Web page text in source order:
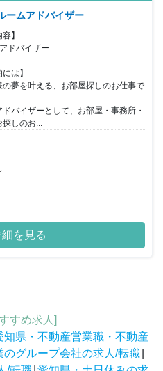
ームアドバイザー
】
ドバイザー
には】
の夢を叶える、お部屋探しのお仕事で
ドバイザーとして、お部屋・事務所・
しのお...
を見る
すめ求人]
知県・不動産営業職・不動産
のグループ会社の求人/転職